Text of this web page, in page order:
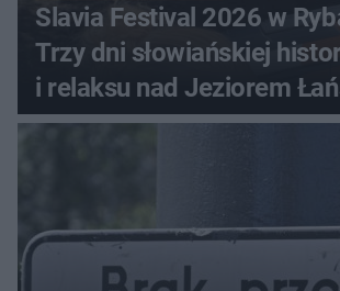
Slavia Festival 2026 w
Trzy dni słowiańskiej
i relaksu nad Jeziorem